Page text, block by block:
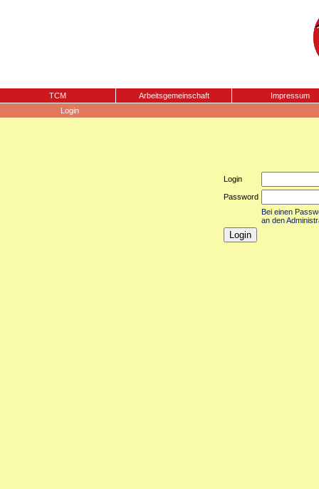
TCM Arbeitsgemeinschaft
Impressum
Login
Login
Password
Bei einen
an den